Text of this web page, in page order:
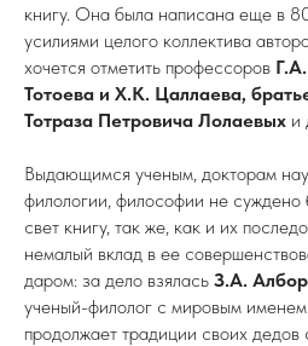
книгу. Она была написана еще в
усилиями целого коллектива
хочется отметить профессоров
Тотоева и Х.К. Цаллаева,
Тотраза Петровича Лолаевых и
Выдающимся ученым, докторам
филологии, философии не
свет книгу, так же, как и их
немалый вклад в ее
даром: за дело взялась З.А.
ученый-филолог с мировым
продолжает традиции своих